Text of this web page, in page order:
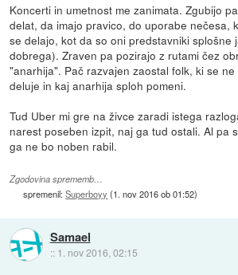
Koncerti in umetnost me zanimata. Zgubijo
delat, da imajo pravico, do uporabe nečesa,
se delajo, kot da so oni predstavniki splošne
dobrega). Zraven pa pozirajo z rutami čez
"anarhija". Pač razvajen zaostal folk, ki se
deluje in kaj anarhija sploh pomeni.
Tud Uber mi gre na živce zaradi istega
narest poseben izpit, naj ga tud ostali. Al pa
ga ne bo noben rabil.
Zgodovina sprememb…
spremenil:Superboyy (1. nov 2016 ob 01:52)
Samael
:: 1. nov 2016, 02:15